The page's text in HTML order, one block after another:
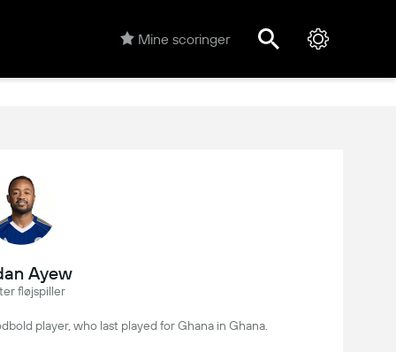
Mine scoringer
Ayew
fløjspiller
player, who last played for Ghana in Ghana.